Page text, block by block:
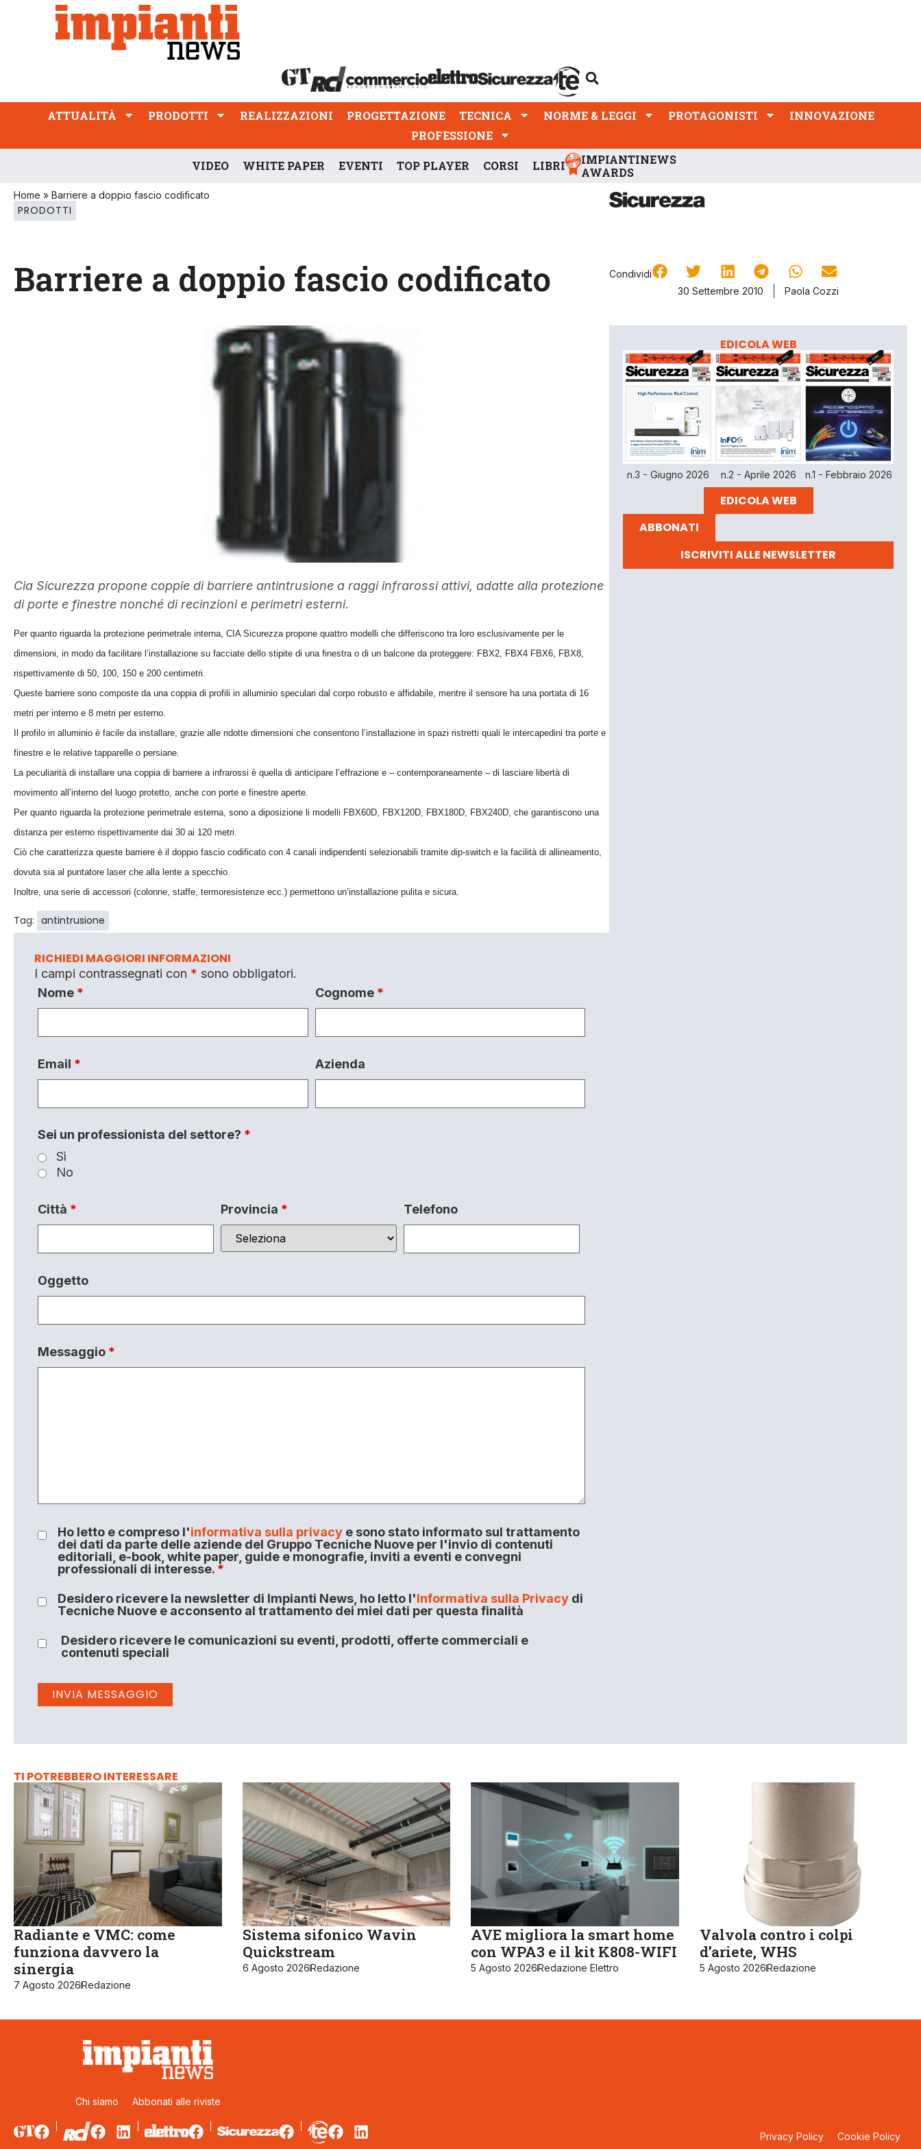
ATTUALITÀ PRODOTTI REALIZZAZIONI
PROFESSIONE
ATTUALITÀ PRODOTTI REALIZZAZIONI PROGETTAZIONE TECNICA NORME & LEGGI PROTAGONISTI
INNOVAZIONE
PROFESSIONE
VIDEO WHITE PAPER EVENTI TOP PLAYER CORSI LIBRI
IMPIANTINEWS
AWARDS
Home » Barriere a doppio fascio codificato
PRODOTTI
Barriere a doppio fascio codificato
Condividi
30 Settembre 2010
Paola Cozzi
Cia Sicurezza propone coppie di barriere antintrusione a raggi infrarossi attivi, adatte alla protezione
di porte e finestre nonché di recinzioni e perimetri esterni.
Per quanto riguarda la protezione perimetrale interna, CIA Sicurezza propone quattro modelli che differiscono tra loro esclusivamente per le
dimensioni, in modo da facilitare l’installazione su facciate dello stipite di una finestra o di un balcone da proteggere: FBX2, FBX4 FBX6, FBX8,
rispettivamente di 50, 100, 150 e 200 centimetri.
Queste barriere sono composte da una coppia di profili in alluminio speculari dal corpo robusto e affidabile, mentre il sensore ha una portata di 16
metri per interno e 8 metri per esterno.
Il profilo in alluminio è facile da installare, grazie alle ridotte dimensioni che consentono l’installazione in spazi ristretti quali le intercapedini tra porte e
finestre e le relative tapparelle o persiane.
La peculiarità di installare una coppia di barriere a infrarossi è quella di anticipare l’effrazione e – contemporaneamente – di lasciare libertà di
movimento all’interno del luogo protetto, anche con porte e finestre aperte.
Per quanto riguarda la protezione perimetrale esterna, sono a diposizione li modelli FBX60D, FBX120D, FBX180D, FBX240D, che garantiscono una
distanza per esterno rispettivamente dai 30 ai 120 metri.
Ciò che caratterizza queste barriere è il doppio fascio codificato con 4 canali indipendenti selezionabili tramite dip-switch e la facilità di allineamento,
dovuta sia al puntatore laser che alla lente a specchio.
Inoltre, una serie di accessori (colonne, staffe, termoresistenze ecc.) permettono un’installazione pulita e sicura.
Tag: antintrusione
RICHIEDI MAGGIORI INFORMAZIONI
I campi contrassegnati con * sono obbligatori.
Nome * Cognome *
Email * Azienda
Sei un professionista del settore? *
Sì
No
Città * Provincia * Telefono
Oggetto
Messaggio *
Ho letto e compreso l'informativa sulla privacye sono stato informato sul trattamento
dei dati da parte delle aziende del Gruppo Tecniche Nuove per l'invio di contenuti
editoriali, e-book, white paper, guide e monografie, inviti a eventi e convegni
professionali di interesse. *
Desidero ricevere la newsletter di Impianti News, ho letto l'Informativa sulla Privacydi
Tecniche Nuove e acconsento al trattamento dei miei dati per questa finalità
Desidero ricevere le comunicazioni su eventi, prodotti, offerte commerciali e
contenuti speciali
EDICOLA WEB
n.3 - Giugno 2026 n.2 - Aprile 2026 n.1 - Febbraio 2026
EDICOLA WEB
ABBONATI
ISCRIVITI ALLE NEWSLETTER
TI POTREBBERO INTERESSARE
Radiante e VMC: come
funziona davvero la
sinergia
7 Agosto 2026Redazione
Sistema sifonico Wavin
Quickstream
6 Agosto 2026Redazione
AVE migliora la smart home
con WPA3 e il kit K808-WIFI
5 Agosto 2026Redazione Elettro
Valvola contro i colpi
d’ariete, WHS
5 Agosto 2026Redazione
Chi siamo Abbonati alle riviste
Privacy Policy Cookie Policy